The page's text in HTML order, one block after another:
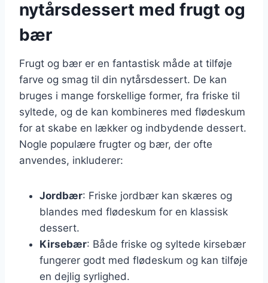
nytårsdessert med frugt og
bær
Frugt og bær er en fantastisk måde at tilføje
farve og smag til din nytårsdessert. De kan
bruges i mange forskellige former, fra friske til
syltede, og de kan kombineres med flødeskum
for at skabe en lækker og indbydende dessert.
Nogle populære frugter og bær, der ofte
anvendes, inkluderer:
Jordbær: Friske jordbær kan skæres og
blandes med flødeskum for en klassisk
dessert.
Kirsebær: Både friske og syltede kirsebær
fungerer godt med flødeskum og kan tilføje
en dejlig syrlighed.